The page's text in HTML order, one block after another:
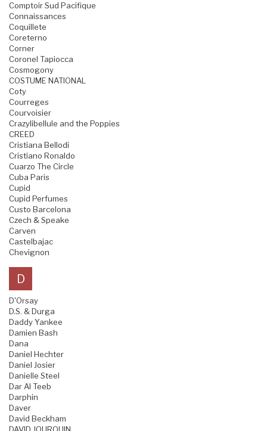
Comptoir Sud Pacifique
Connaissances
Coquillete
Coreterno
Corner
Coronel Tapiocca
Cosmogony
COSTUME NATIONAL
Coty
Courreges
Courvoisier
Crazylibellule and the Poppies
CREED
Cristiana Bellodi
Cristiano Ronaldo
Cuarzo The Circle
Cuba Paris
Cupid
Cupid Perfumes
Custo Barcelona
Czech & Speake
Carven
Castelbajac
Chevignon
D
D'Orsay
D.S. & Durga
Daddy Yankee
Damien Bash
Dana
Daniel Hechter
Daniel Josier
Danielle Steel
Dar Al Teeb
Darphin
Daver
David Beckham